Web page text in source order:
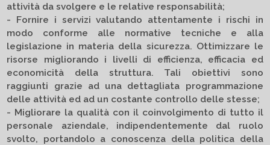
attività da svolgere e le relative responsabilità;
- Fornire i servizi valutando attentamente i rischi in
modo conforme alle normative tecniche e alla
legislazione in materia della sicurezza. Ottimizzare le
risorse migliorando i livelli di efficienza, efficacia ed
economicità della struttura. Tali obiettivi sono
raggiunti grazie ad una dettagliata programmazione
delle attività ed ad un costante controllo delle stesse;
- Migliorare la qualità con il coinvolgimento di tutto il
personale aziendale, indipendentemente dal ruolo
svolto, portandolo a conoscenza della politica della